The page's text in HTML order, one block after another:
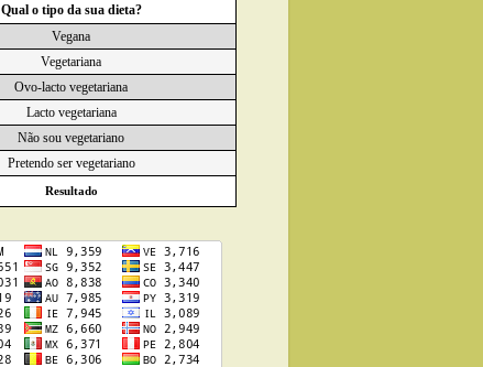
Qual o tipo da sua dieta?
Vegana
Vegetariana
Ovo-lacto vegetariana
Lacto vegetariana
Não sou vegetariano
Pretendo ser vegetariano
Resultado